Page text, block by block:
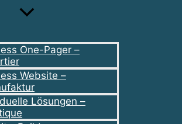
One-Pager –
Website –
Lösungen –